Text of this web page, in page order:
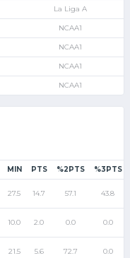
La Liga A
NCAA1
NCAA1
NCAA1
NCAA1
MIN PTS %2PTS %3PTS
27.5 14.7 57.1 43.8
10.0 2.0 0.0 0.0
21.5 5.6 72.7 0.0